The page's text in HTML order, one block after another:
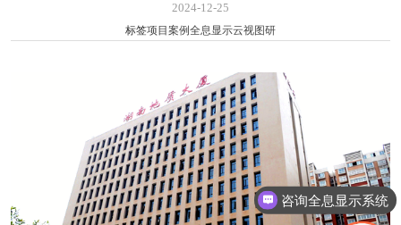
2024-12-25
标签项目案例全息显示云视图研
咨询全息显示系统